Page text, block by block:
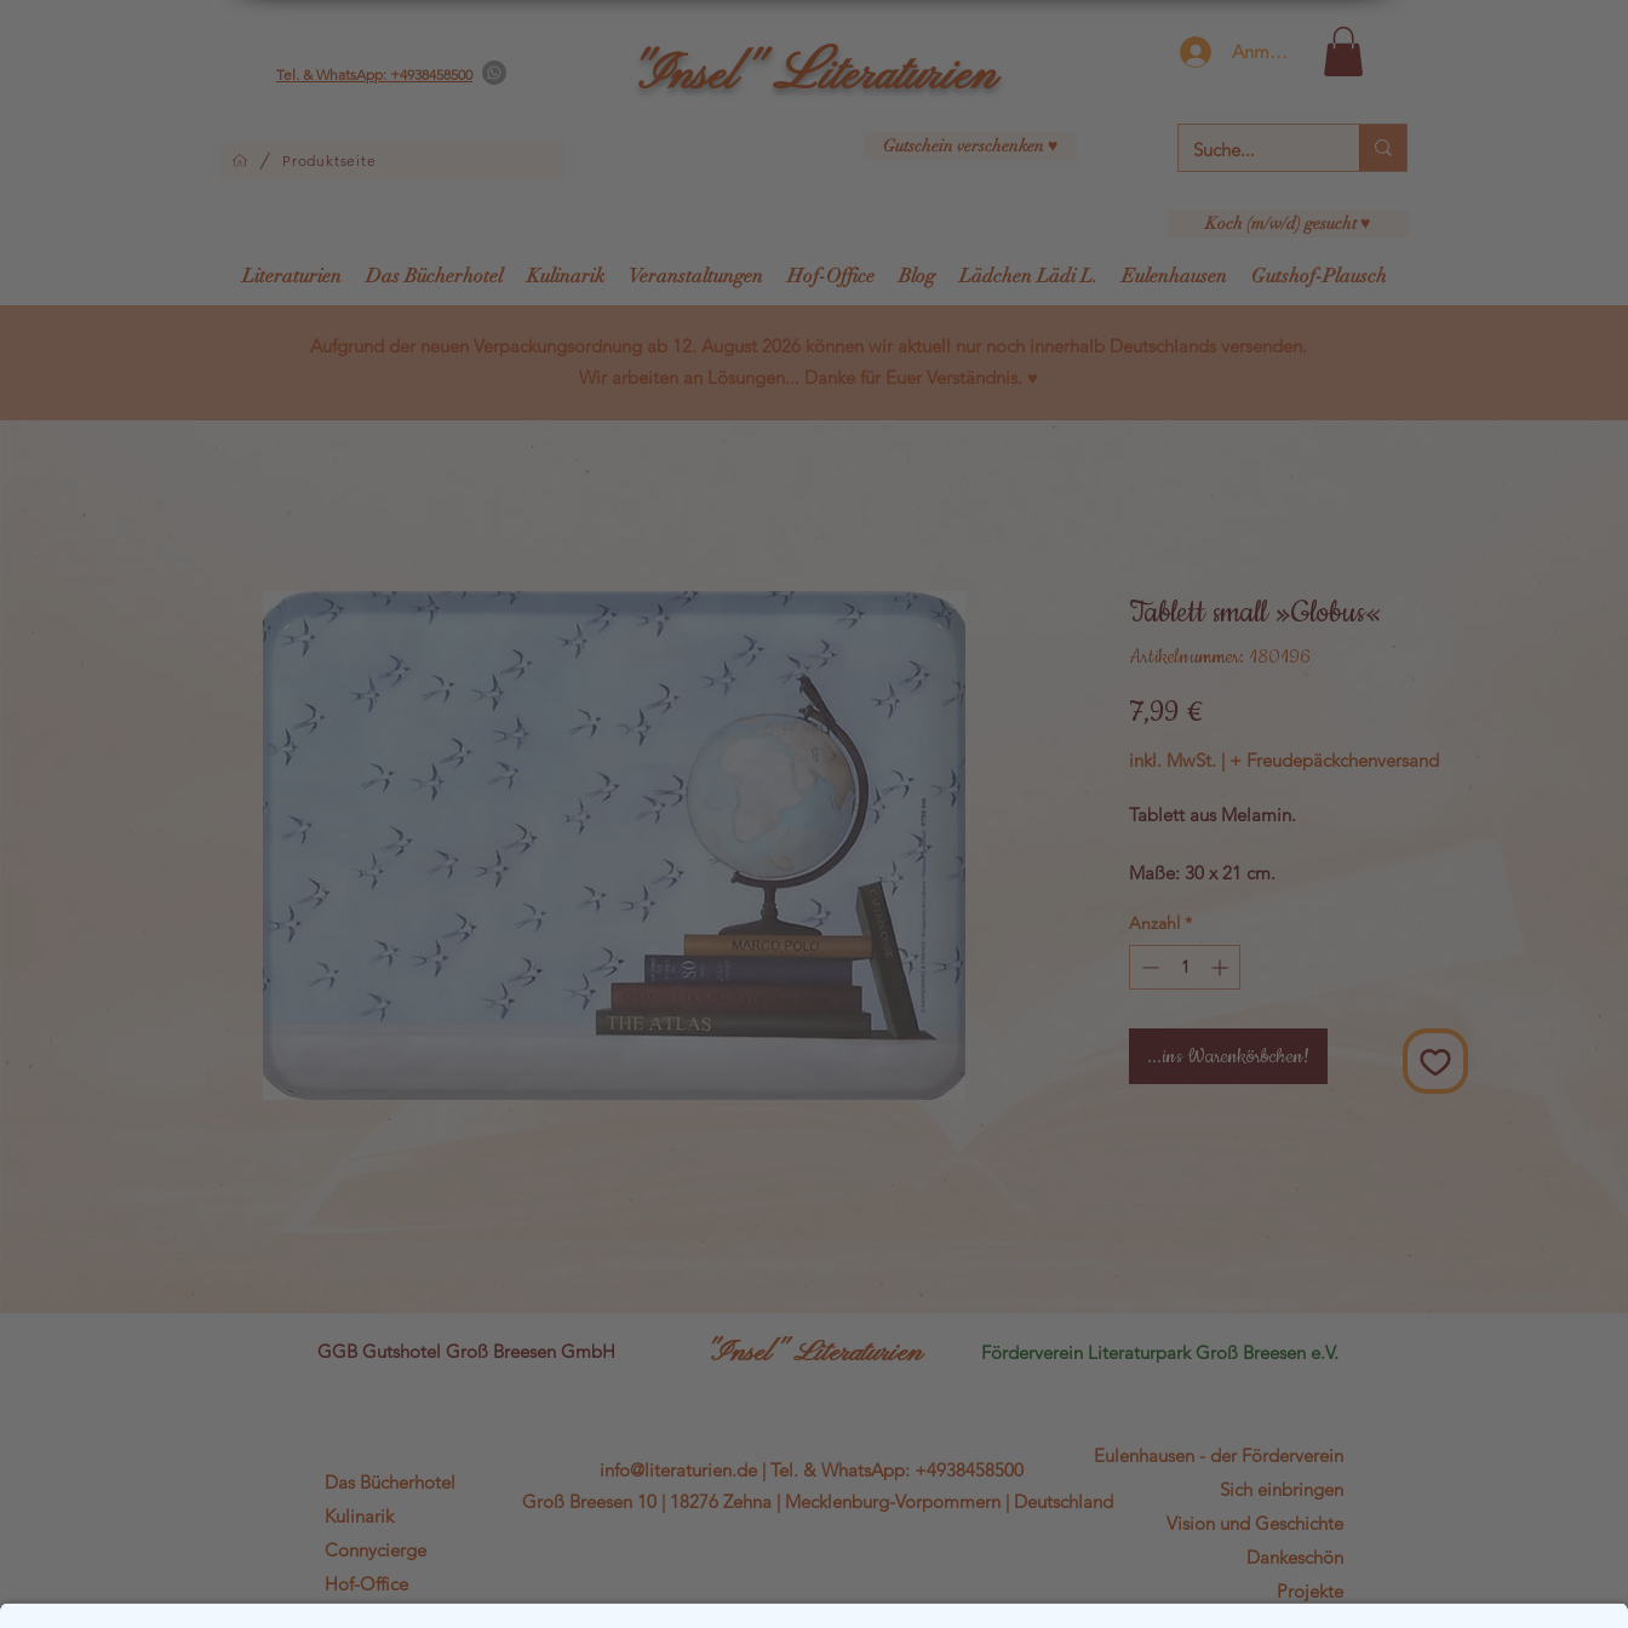
Tel. & WhatsApp: +4938458500 "Insel"Literaturien
/ Produktseite
Gutschein verschenken ♥
Anmelden
Koch (m/w/d) gesucht ♥
Literaturien Das Bücherhotel Kulinarik Veranstaltungen Hof-Office Blog Lädchen Lädi L. Eulenhausen Gutshof-Plausch
Aufgrund der neuen Verpackungsordnung ab 12. August 2026 können wir aktuell nur noch innerhalb Deutschlands versenden.
Wir arbeiten an Lösungen... Danke für Euer Verständnis. ♥
Tablett small »Globus«
Artikelnummer: 180196
7,99 €
inkl. MwSt. | + Freudepäckchenversand
Tablett aus Melamin.
Maße: 30 x 21 cm.
Anzahl *
...ins Warenkörbchen!
GGB Gutshotel Groß Breesen GmbH "Insel" Literaturien Förderverein Literaturpark Groß Breesen e.V.
Das Bücherhotel
Kulinarik
Connycierge
Hof-Office
Groß Breesen 10 | 18276 Zehna | Mecklenburg-Vorpommern | Deutschland
info@literaturien.de | Tel. & WhatsApp: +4938458500
Eulenhausen - der Förderverein
Sich einbringen
Vision und Geschichte
Dankeschön
Projekte